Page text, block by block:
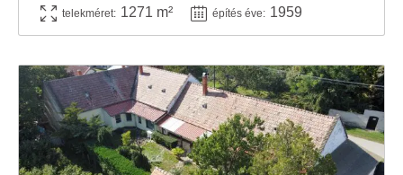
telekméret: 1271 m² építés éve: 1959